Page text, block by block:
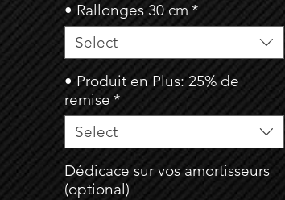
• Rallonges 30 cm *
Select
• Produit en Plus: 25% de
remise *
Select
Dédicace sur vos amortisseurs
(optional)